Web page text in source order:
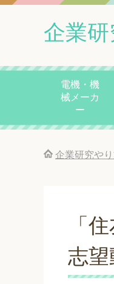
企業
電機・機
械メーカ
ー
企業研究や
「
志